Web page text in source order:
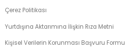
Çerez Politikası
Yurtdışına Aktarımına İlişkin Rıza Metni
Kişisel Verilerin Korunması Başvuru Formu